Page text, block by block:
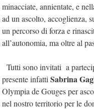
minacciate, annientate, e
ad un ascolto, accoglienza,
un percorso di forza e
all’autonomia, ma oltre al
Tutti sono invitati a
presente infatti Sabrina
Olympia de Gouges per
nel nostro territorio per le